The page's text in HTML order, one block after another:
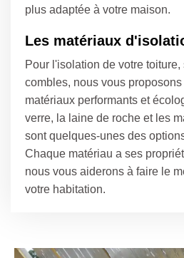
plus adaptée à votre maison.
Les matériaux
Pour l'isolation de votre toiture,
combles, nous vous
matériaux performants et
verre, la laine de roche et les
sont quelques-unes des
Chaque matériau a ses
nous vous aiderons à faire le
votre habitation.